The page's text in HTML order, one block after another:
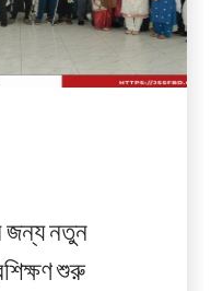
জন্য নতুন
শুরু